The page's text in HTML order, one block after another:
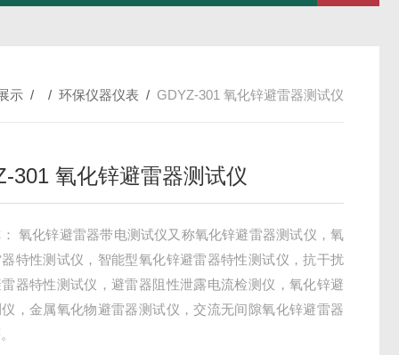
示 / / 环保仪器仪表 / GDYZ-301 氧化锌避雷器测试仪
301 氧化锌避雷器测试仪
氧化锌避雷器带电测试仪又称氧化锌避雷器测试仪，氧
特性测试仪，智能型氧化锌避雷器特性测试仪，抗干扰
器特性测试仪，避雷器阻性泄露电流检测仪，氧化锌避
，金属氧化物避雷器测试仪，交流无间隙氧化锌避雷器